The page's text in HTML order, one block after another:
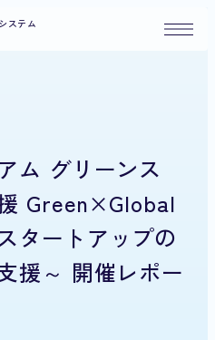
ステム
ム グリーンス
Green×Global
タートアップの
援～ 開催レポー